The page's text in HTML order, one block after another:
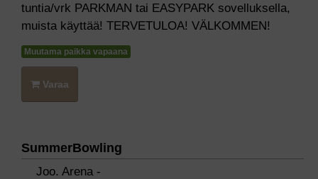
tuntia/vrk PARKMAN tai EASYPARK sovelluksella,
muista käyttää! TERVETULOA! VÄLKOMMEN!
Muutama paikka vapaana
Varaa
SummerBowling
Joo. Arena -